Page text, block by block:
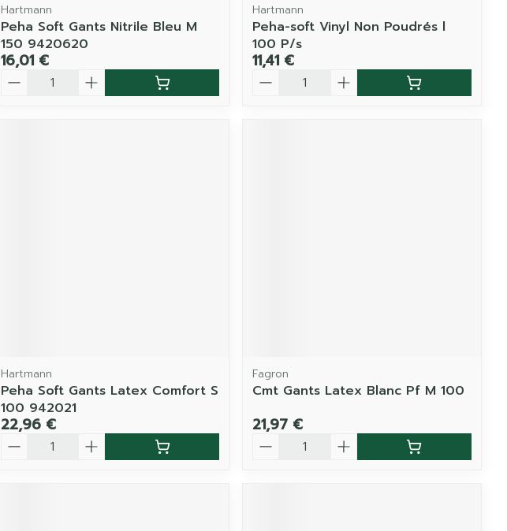
Hartmann
Peha Soft Gants Nitrile Bleu M
150 9420620
16,01 €
Quantité
Hartmann
Peha-soft Vinyl Non Poudrés l
100 P/s
11,41 €
Quantité
Hartmann
Peha Soft Gants Latex Comfort S
100 942021
22,96 €
Quantité
Fagron
Cmt Gants Latex Blanc Pf M 100
21,97 €
Quantité